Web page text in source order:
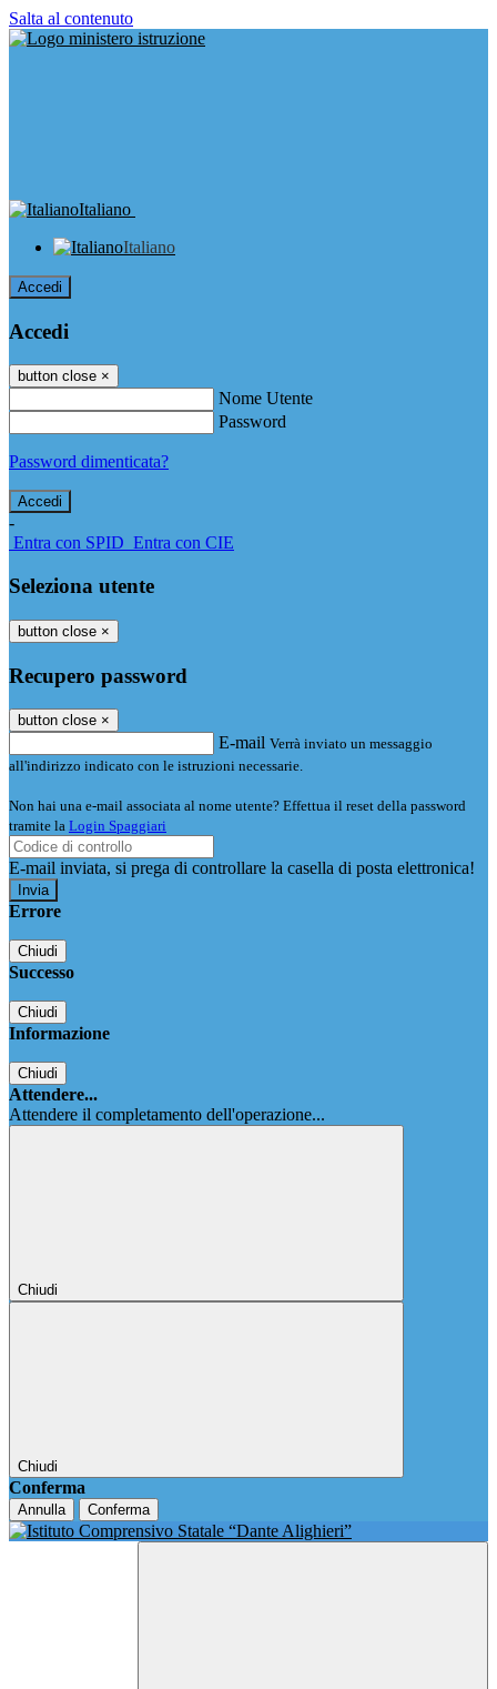
Salta al contenuto
Italiano
Italiano
Accedi
Accedi
button close ×
Nome Utente
Password
Password dimenticata?
-
Entra con SPID Entra con CIE
Seleziona utente
button close ×
Recupero password
button close ×
E-mail Verrà inviato un messaggio
all'indirizzo indicato con le istruzioni necessarie.
Non hai una e-mail associata al nome utente? Effettua il reset della password
tramite la Login Spaggiari
E-mail inviata, si prega di controllare la casella di posta elettronica!
Errore
Chiudi
Successo
Chiudi
Informazione
Chiudi
Attendere...
Attendere il completamento dell'operazione...
Chiudi
Chiudi
Conferma
Annulla Conferma